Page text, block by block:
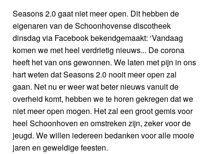
Seasons 2.0 gaat niet meer open. Dit hebben de
eigenaren van de Schoonhovense discotheek
dinsdag via Facebook bekendgemaakt: ‘Vandaag
komen we met heel verdrietig nieuws... De corona
heeft het van ons gewonnen. We laten met pijn in ons
hart weten dat Seasons 2.0 nooit meer open zal
gaan. Net nu er weer wat beter nieuws vanuit de
overheid komt, hebben we te horen gekregen dat we
niet meer open mogen. Het zal een groot gemis voor
heel Schoonhoven en omstreken zijn, zeker voor de
jeugd. We willen iedereen bedanken voor alle mooie
jaren en geweldige feesten.